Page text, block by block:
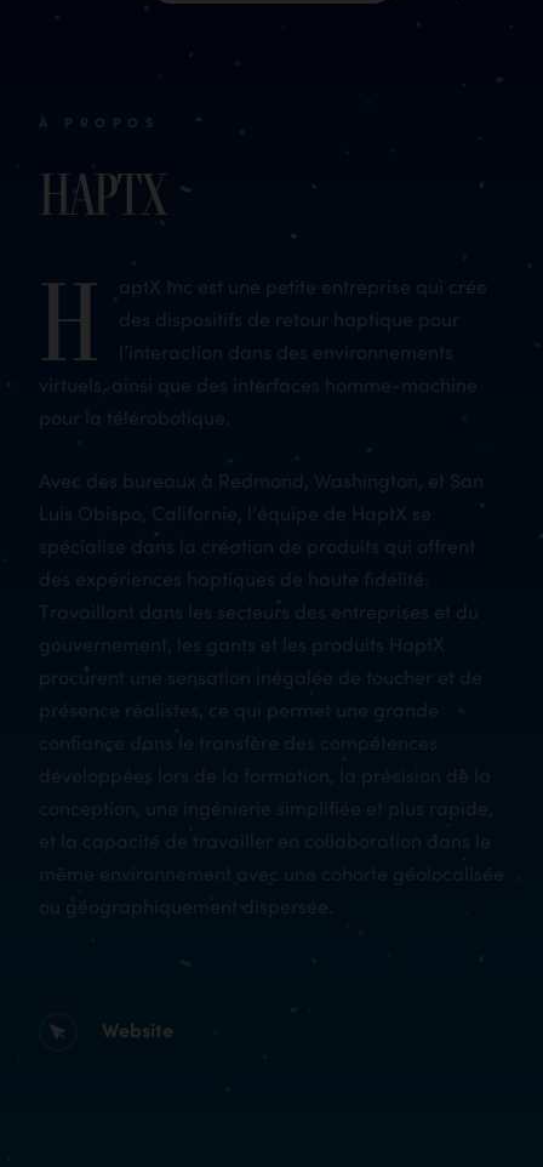
À PROPOS
HaptX
Website
H
aptX Inc est une petite entreprise qui crée
des dispositifs de retour haptique pour
l’interaction dans des environnements
virtuels, ainsi que des interfaces homme-machine
pour la télérobotique.
Avec des bureaux à Redmond, Washington, et San
Luis Obispo, Californie, l’équipe de HaptX se
spécialise dans la création de produits qui offrent
des expériences haptiques de haute fidélité.
Travaillant dans les secteurs des entreprises et du
gouvernement, les gants et les produits HaptX
procurent une sensation inégalée de toucher et de
présence réalistes, ce qui permet une grande
confiance dans le transfère des compétences
développées lors de la formation, la précision de la
conception, une ingénierie simplifiée et plus rapide,
et la capacité de travailler en collaboration dans le
même environnement avec une cohorte géolocalisée
ou géographiquement dispersée.